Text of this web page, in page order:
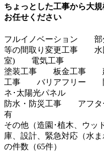
ちょっとした工事から大
お任せください
フルイノベーション
等の間取り変更工事 水
室) 電気工事
塗装工事 板金工事
工事 バリアフリー
ネ･太陽光パネル
防水・防災工事 アフ
有
その他（造園･植木、ウッ
庫、設計、緊急対応（水
の件数（65件）